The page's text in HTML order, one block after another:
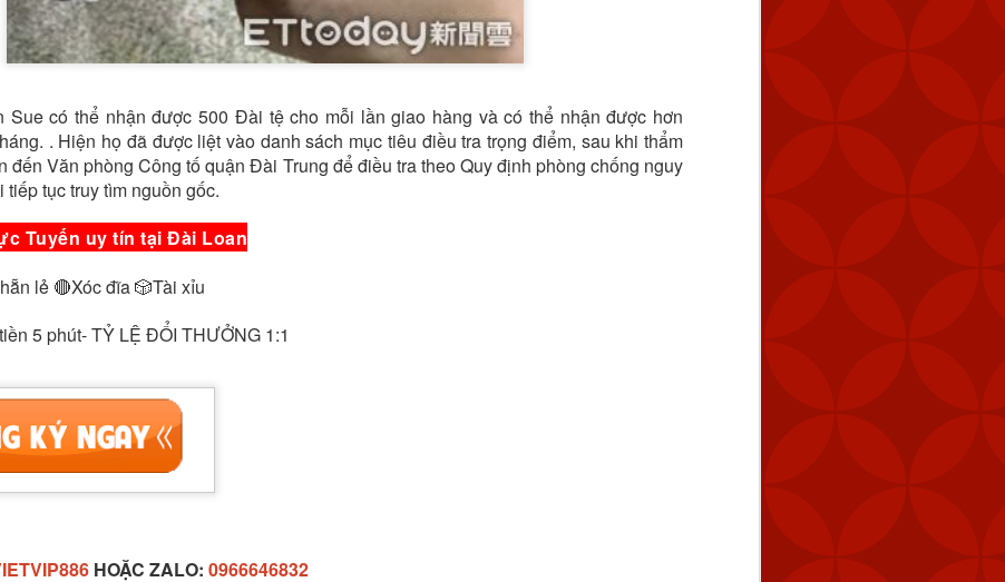
Sue có thể nhận được 500 Đài tệ cho mỗi lần giao hàng và có thể nhận được hơn
. Hiện họ đã được liệt vào danh sách mục tiêu điều tra trọng điểm, sau khi thẩm
đến Văn phòng Công tố quận Đài Trung để điều tra theo Quy định phòng chống nguy
tiếp tục truy tìm nguồn gốc.
Tuyến uy tín tại Đài Loan
lẻ 🔴Xóc đĩa 🎲Tài xỉu
5 phút- TỶ LỆ ĐỔI THƯỞNG 1:1
HOẶC ZALO: 0966646832
Đăng 7th February 2024
Kèo C1 lô đề Man Und
xỉu tàu sân bay tập trận